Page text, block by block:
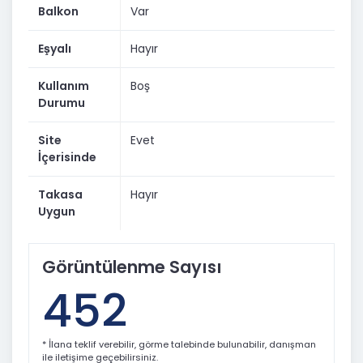
Balkon Var
Eşyalı Hayır
Kullanım
Durumu
Boş
Site
İçerisinde
Evet
Takasa
Uygun
Hayır
Görüntülenme Sayısı
452
* İlana teklif verebilir, görme talebinde bulunabilir, danışman
ile iletişime geçebilirsiniz.